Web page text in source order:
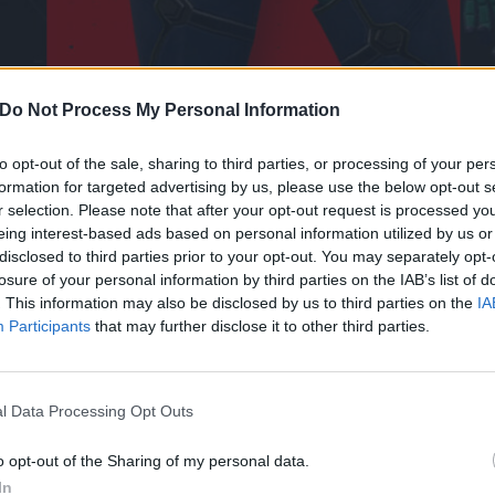
Do Not Process My Personal Information
opt-out of the sale, sharing to third parties, or processing of your
for targeted advertising by us, please use the below opt-out
selection. Please note that after your opt-out request is processed
interest-based ads based on personal information utilized by us
to third parties prior to your opt-out. You may separately
of your personal information by third parties on the IAB’s list of
This information may also be disclosed by us to third parties on the
Participants that may further disclose it to other third parties.
Data Processing Opt Outs
opt-out of the Sharing of my personal data.
NASCE LA VALORANT RADIANT
VODAFONE
1 Ottobre 2020 19:05by Andrea Trapani
Pow3r, Stermy, Hal, Lomba e tanti altri competeranno il 3 e 4
Vodafone, con la consulenza strategica di MKTG, dà il via ad un
, un
domenica 4 ottobre.